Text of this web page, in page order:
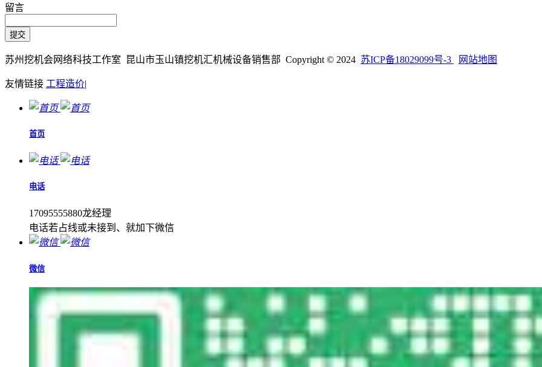
留言
苏州挖机会网络科技工作室 昆山市玉山镇挖机汇机械设备销售部 Copyright © 2024 苏ICP备18029099号-3 网站地图
友情链接 工程造价|
首页
电话
17095555880龙经理
电话若占线或未接到、就加下微信
微信